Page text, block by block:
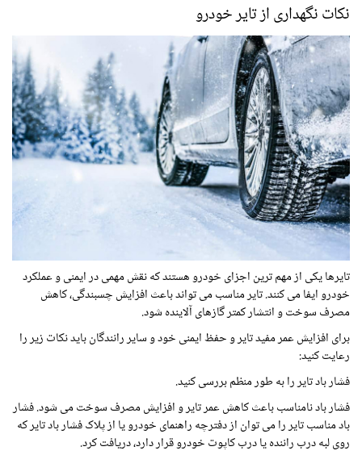
نکات نگهداری از تایر خودرو
تایرها یکی از مهم ترین اجزای خودرو هستند که نقش مهمی در ایمنی و عملکرد
خودرو ایفا می کنند. تایر مناسب می تواند باعث افزایش چسبندگی، کاهش
مصرف سوخت و انتشار کمتر گازهای آلاینده شود.
برای افزایش عمر مفید تایر و حفظ ایمنی خود و سایر رانندگان باید نکات زیر را
رعایت کنید:
فشار باد تایر را به طور منظم بررسی کنید.
فشار باد نامناسب باعث کاهش عمر تایر و افزایش مصرف سوخت می شود. فشار
باد مناسب تایر را می توان از دفترچه راهنمای خودرو یا از پلاک فشار باد تایر که
روی لبه درب راننده یا درب کاپوت خودرو قرار دارد، دریافت کرد.